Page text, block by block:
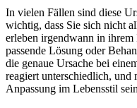
In⁣ vielen Fällen sind ‍diese
wichtig, dass Sie sich nicht
erleben‌ irgendwann in
passende Lösung oder
die‍ genaue Ursache⁤ bei
reagiert unterschiedlich,⁣ und
Anpassung im Lebensstil